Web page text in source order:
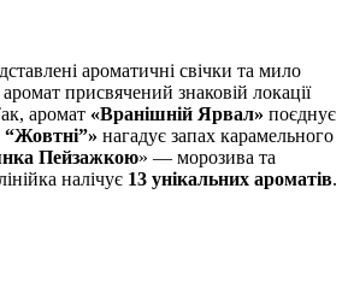
ароматичні свічки та мило
присвячений знаковій локації
аромат «Вранішній Ярвал» поєднує
“Жовтні”» нагадує запах карамельного
Пейзажкою» — морозива та
налічує 13 унікальних ароматів.